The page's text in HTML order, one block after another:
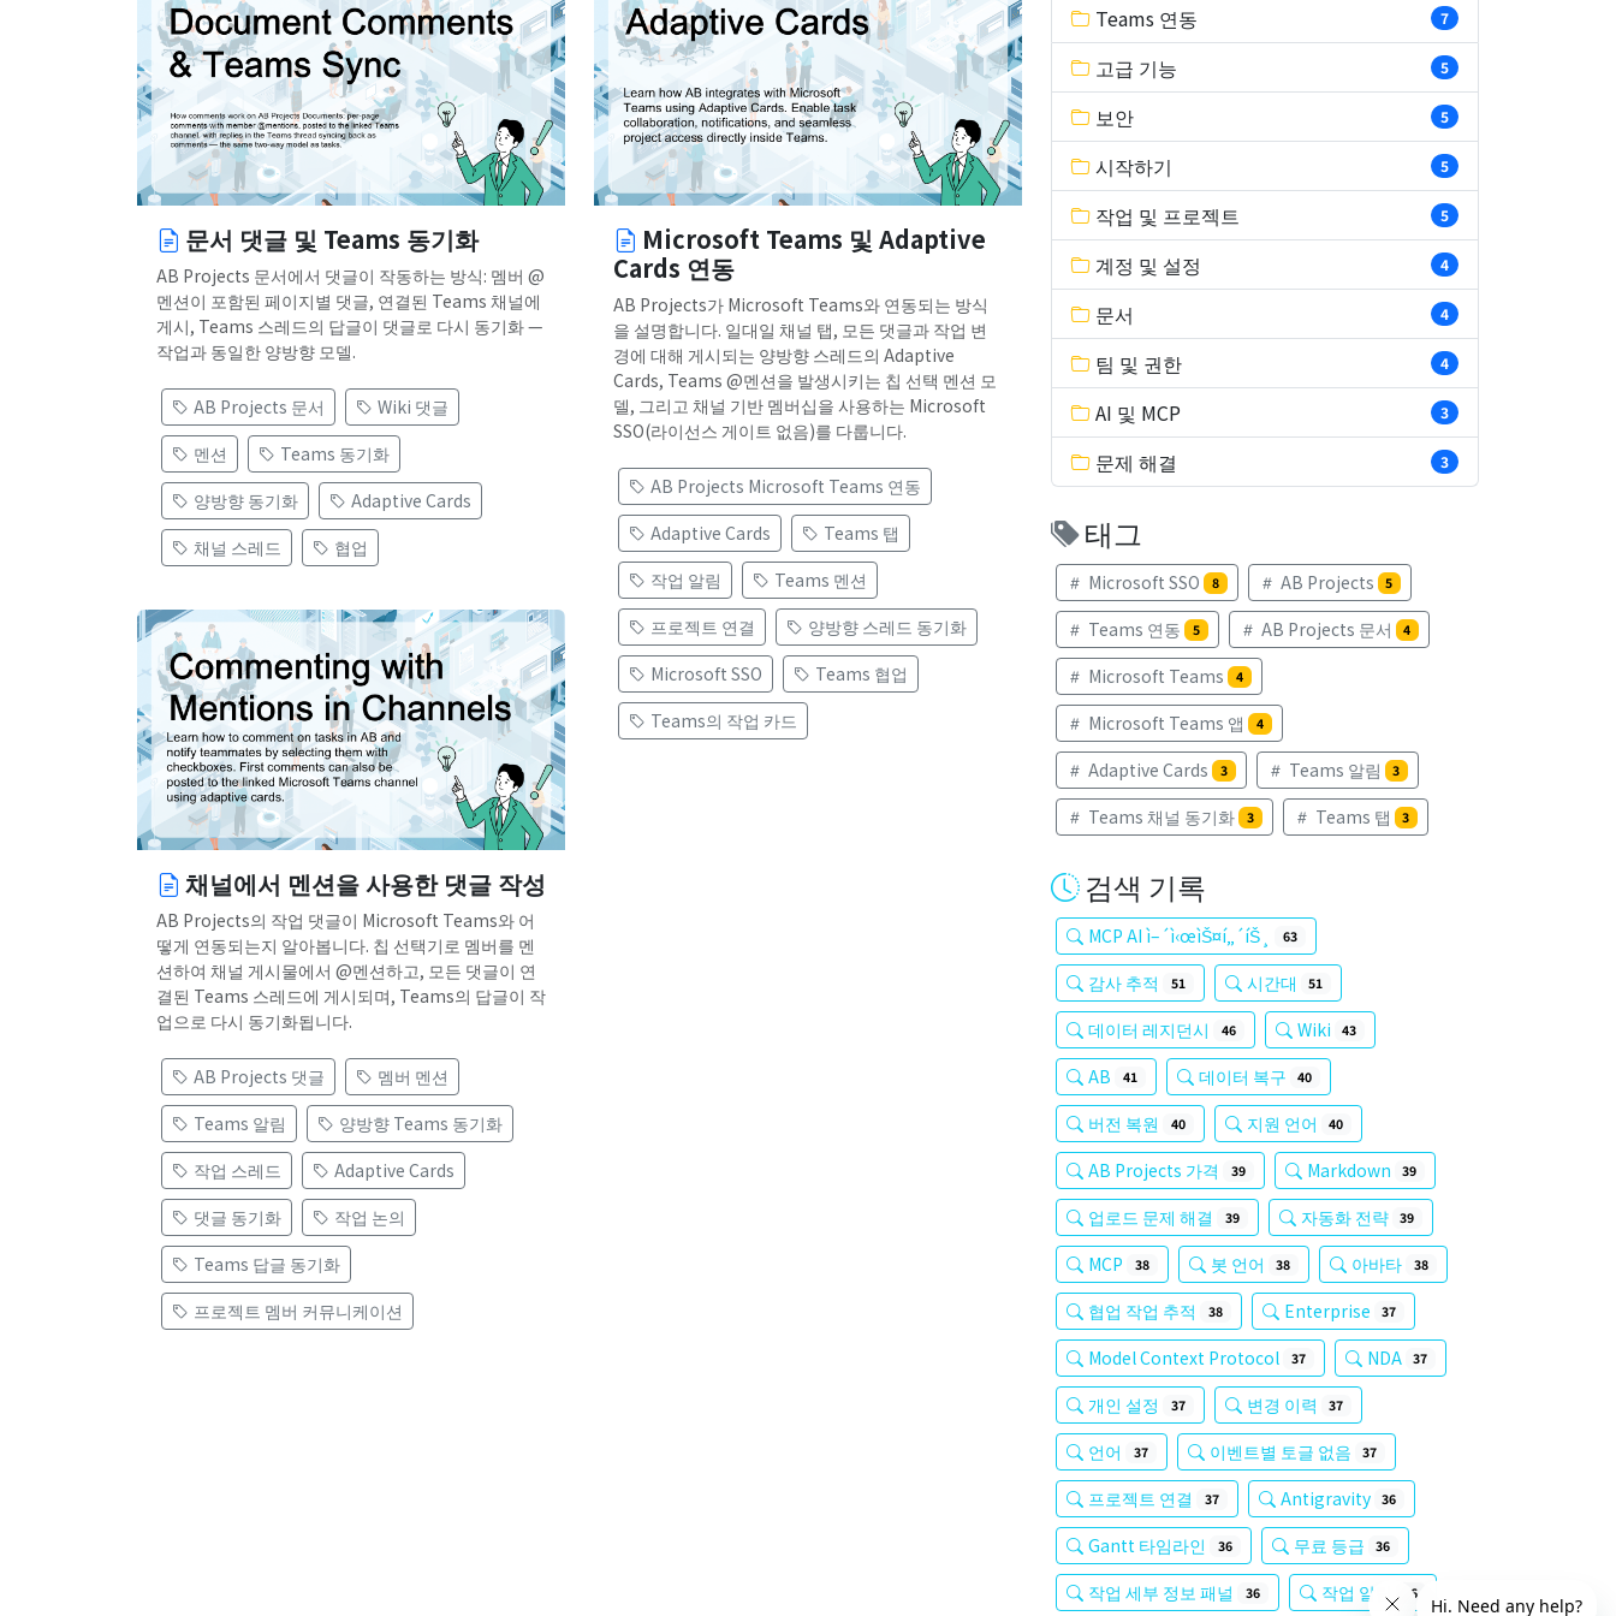
문서 댓글 및 Teams 동기화
AB Projects 문서에서 댓글이 작동하는 방식: 멤버 @
멘션이 포함된 페이지별 댓글, 연결된 Teams 채널에
게시, Teams 스레드의 답글이 댓글로 다시 동기화 —
작업과 동일한 양방향 모델.
AB Projects 문서
Wiki 댓글
멘션
Teams 동기화
양방향 동기화
Adaptive Cards
채널 스레드
협업
Microsoft Teams 및 Adaptive
Cards 연동
AB Projects가 Microsoft Teams와 연동되는 방식
을 설명합니다. 일대일 채널 탭, 모든 댓글과 작업 변
경에 대해 게시되는 양방향 스레드의 Adaptive
Cards, Teams @멘션을 발생시키는 칩 선택 멘션 모
델, 그리고 채널 기반 멤버십을 사용하는 Microsoft
SSO(라이선스 게이트 없음)를 다룹니다.
AB Projects Microsoft Teams 연동
Adaptive Cards
Teams 탭
작업 알림
Teams 멘션
프로젝트 연결
양방향 스레드 동기화
Microsoft SSO
Teams 협업
Teams의 작업 카드
채널에서 멘션을 사용한 댓글 작성
AB Projects의 작업 댓글이 Microsoft Teams와 어
떻게 연동되는지 알아봅니다. 칩 선택기로 멤버를 멘
션하여 채널 게시물에서 @멘션하고, 모든 댓글이 연
결된 Teams 스레드에 게시되며, Teams의 답글이 작
업으로 다시 동기화됩니다.
AB Projects 댓글
멤버 멘션
Teams 알림
양방향 Teams 동기화
작업 스레드
Adaptive Cards
댓글 동기화
작업 논의
Teams 답글 동기화
프로젝트 멤버 커뮤니케이션
Teams 연동 7
고급 기능 5
보안 5
시작하기 5
작업 및 프로젝트 5
계정 및 설정 4
문서 4
팀 및 권한 4
AI 및 MCP 3
문제 해결 3
태그
Microsoft SSO 8 AB Projects 5
Teams 연동 5 AB Projects 문서 4
Microsoft Teams 4
Microsoft Teams 앱 4
Adaptive Cards 3 Teams 알림 3
Teams 채널 동기화 3 Teams 탭 3
검색 기록
MCP AI ì–´ì‹œìŠ¤í„´íŠ¸ 63
감사 추적 51 시간대 51
데이터 레지던시 46 Wiki 43
AB 41 데이터 복구 40
버전 복원 40 지원 언어 40
AB Projects 가격 39 Markdown 39
업로드 문제 해결 39 자동화 전략 39
MCP 38 봇 언어 38 아바타 38
협업 작업 추적 38 Enterprise 37
Model Context Protocol 37 NDA 37
개인 설정 37 변경 이력 37
언어 37 이벤트별 토글 없음 37
프로젝트 연결 37 Antigravity 36
Gantt 타임라인 36 무료 등급 36
작업 세부 정보 패널 36 작업 알림 36